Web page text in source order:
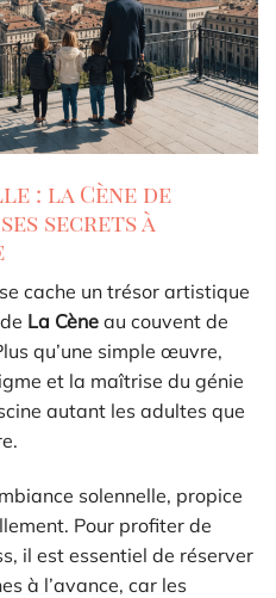
: la Cène de
secrets à
cache un trésor artistique
La Cène au couvent de
qu’une simple œuvre,
et la maîtrise du génie
autant les adultes que
solennelle, propice
Pour profiter de
il est essentiel de réserver
à l’avance, car les